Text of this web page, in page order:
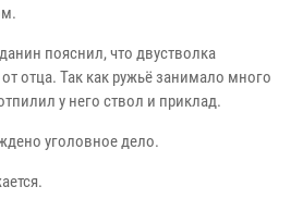
пояснил, что двустволка
отца. Так как ружьё занимало много
у него ствол и приклад.
уголовное дело.